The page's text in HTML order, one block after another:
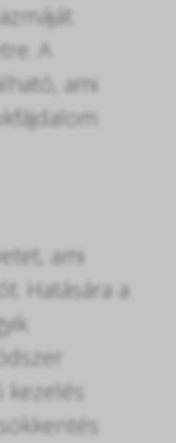
A
ami
ami
Hatására a
kezelés